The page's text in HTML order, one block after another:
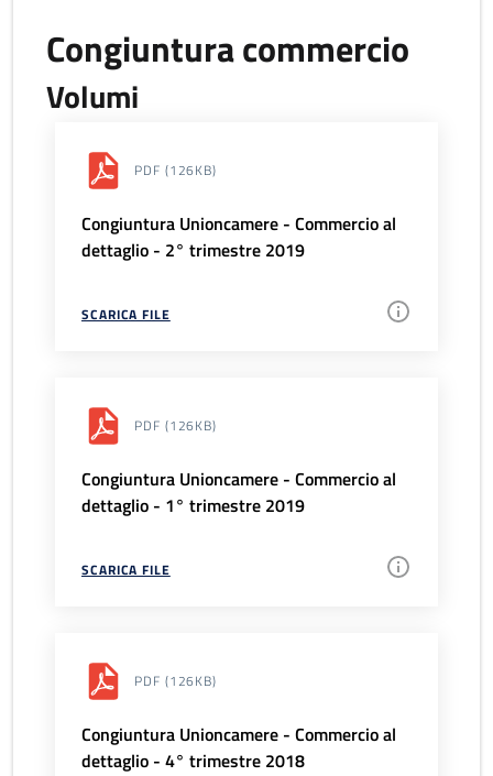
Congiuntura commercio
Volumi
PDF (126KB)
Congiuntura Unioncamere - Commercio al
dettaglio - 2° trimestre 2019
SCARICA FILE
PDF (126KB)
Congiuntura Unioncamere - Commercio al
dettaglio - 1° trimestre 2019
SCARICA FILE
PDF (126KB)
Congiuntura Unioncamere - Commercio al
dettaglio - 4° trimestre 2018